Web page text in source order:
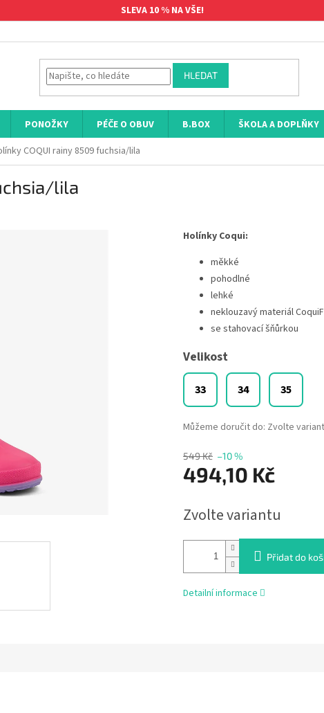
SLEVA 10 % NA VŠE!
HLEDAT
PONOŽKY PÉČE O OBUV B.BOX ŠKOLA A DOPLŇKY
COQUI rainy 8509 fuchsia/lila
lila
549 Kč –10 %
494,10 Kč
cena:
Zvolte variantu
Velikost
33 34 35
Můžeme doručit do: Zvolte
Přidat do
Holínky Coqui:
měkké
pohodlné
lehké
neklouzavý materiál
se stahovací šňůrkou
Detailní informace